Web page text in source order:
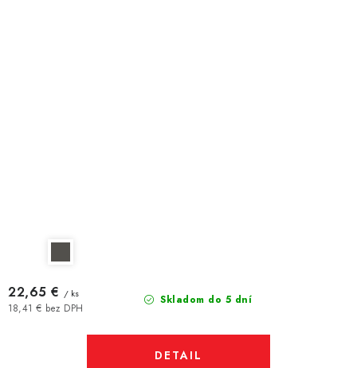
Skladom do 5 dní
18,41 € bez DPH
22,65 € / ks
DETAIL